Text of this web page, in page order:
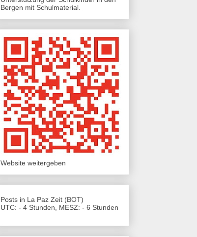
Bergen mit Schulmaterial.
Website weitergeben
Posts in La Paz Zeit (BOT)
UTC: - 4 Stunden, MESZ: - 6 Stunden